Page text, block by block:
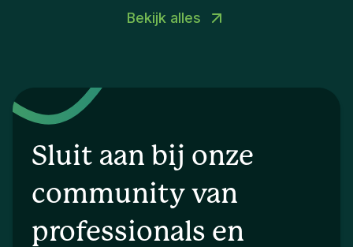
Bekijk alles
Sluit aan bij onze
community van
professionals en